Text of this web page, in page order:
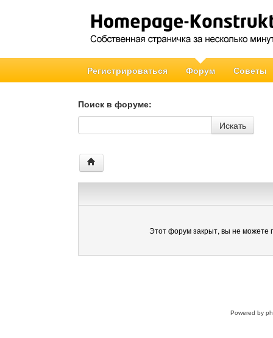
Регистрироваться Форум Советы
Поиск в форуме:
Поиск в форуме
Искать
Этот форум закрыт, вы не можете
Powered by